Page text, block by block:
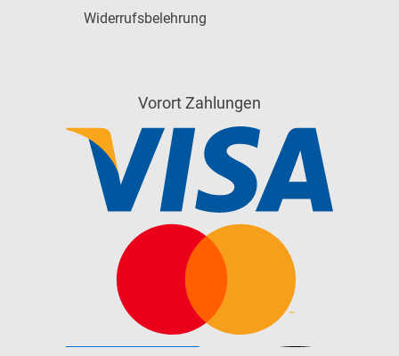
Widerrufsbelehrung
Vorort Zahlungen